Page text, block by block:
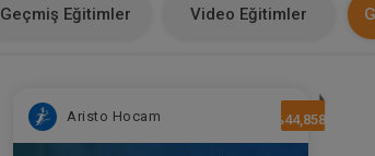
Geçmiş Eğitimler Video Eğitimler
Aristo Hocam